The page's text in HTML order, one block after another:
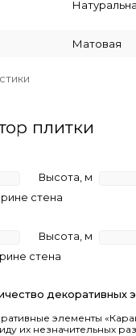
Матовая
плитки
Высота, м
стена
Высота, м
стена
декоративных
элементы
их незначительных